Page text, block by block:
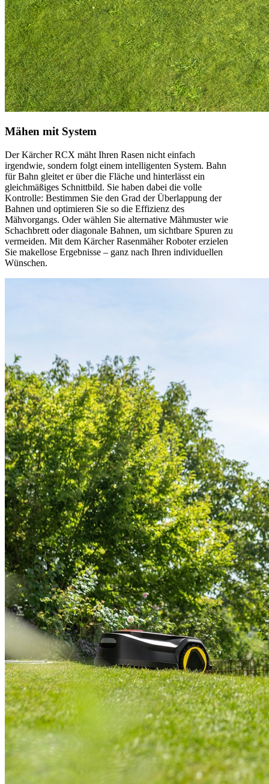
Mähen mit System
Der Kärcher RCX mäht Ihren Rasen nicht einfach
irgendwie, sondern folgt einem intelligenten System. Bahn
für Bahn gleitet er über die Fläche und hinterlässt ein
gleichmäßiges Schnittbild. Sie haben dabei die volle
Kontrolle: Bestimmen Sie den Grad der Überlappung der
Bahnen und optimieren Sie so die Effizienz des
Mähvorgangs. Oder wählen Sie alternative Mähmuster wie
Schachbrett oder diagonale Bahnen, um sichtbare Spuren zu
vermeiden. Mit dem Kärcher Rasenmäher Roboter erzielen
Sie makellose Ergebnisse – ganz nach Ihren individuellen
Wünschen.